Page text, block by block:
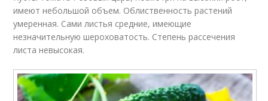
имеют небольшой объем. Облиственность растений
умеренная. Сами листья средние, имеющие
незначительную шероховатость. Степень рассечения
листа невысокая.